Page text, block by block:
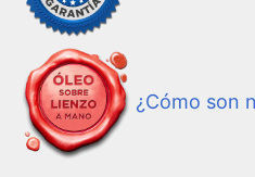
¿Cómo son